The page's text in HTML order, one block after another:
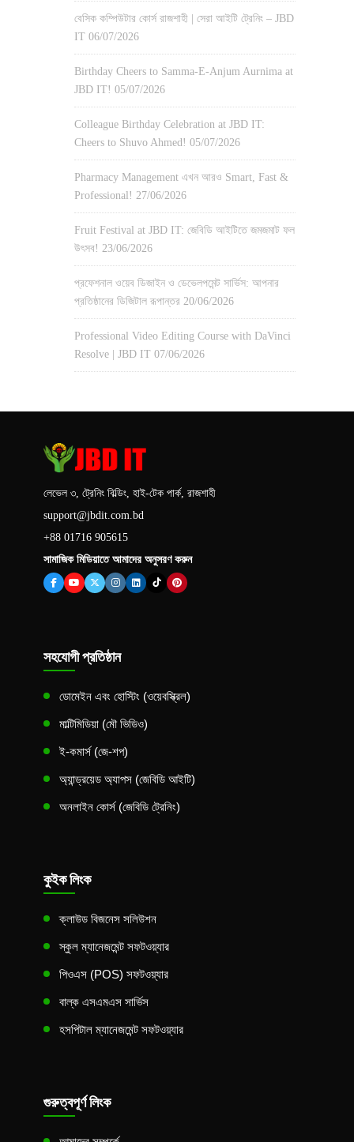
বেসিক কম্পিউটার কোর্স রাজশাহী | সেরা আইটি ট্রেনিং – JBD
IT 06/07/2026
Birthday Cheers to Samma-E-Anjum Aurnima at
JBD IT! 05/07/2026
Colleague Birthday Celebration at JBD IT:
Cheers to Shuvo Ahmed! 05/07/2026
Pharmacy Management এখন আরও Smart, Fast &
Professional! 27/06/2026
Fruit Festival at JBD IT: জেবিডি আইটিতে জমজমাট ফল
উৎসব! 23/06/2026
প্রফেশনাল ওয়েব ডিজাইন ও ডেভেলপমেন্ট সার্ভিস: আপনার
প্রতিষ্ঠানের ডিজিটাল রূপান্তর 20/06/2026
Professional Video Editing Course with DaVinci
Resolve | JBD IT 07/06/2026
লেভেল ৩, ট্রেনিং বিল্ডিং, হাই-টেক পার্ক, রাজশাহী
support@jbdit.com.bd
+88 01716 905615
সামাজিক মিডিয়াতে আমাদের অনুসরণ করুন
সহযোগী প্রতিষ্ঠান
ডোমেইন এবং হোস্টিং (ওয়েবস্ক্রিল)
মাল্টিমিডিয়া (মৌ ভিডিও)
ই-কমার্স (জে-শপ)
অ্যান্ড্রয়েড অ্যাপস (জেবিডি আইটি)
অনলাইন কোর্স (জেবিডি ট্রেনিং)
কুইক লিংক
ক্লাউড বিজনেস সলিউশন
স্কুল ম্যানেজমেন্ট সফটওয়্যার
পিওএস (POS) সফটওয়্যার
বাল্ক এসএমএস সার্ভিস
হসপিটাল ম্যানেজমেন্ট সফটওয়্যার
গুরুত্বপূর্ণ লিংক